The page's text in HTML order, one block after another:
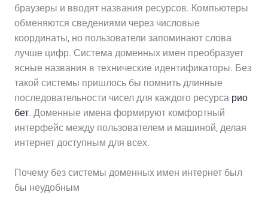
браузеры и вводят названия ресурсов. Компьютеры
обменяются сведениями через числовые
координаты, но пользователи запоминают слова
лучше цифр. Система доменных имен преобразует
ясные названия в технические идентификаторы. Без
такой системы пришлось бы помнить длинные
последовательности чисел для каждого ресурса рио
бет. Доменные имена формируют комфортный
интерфейс между пользователем и машиной, делая
интернет доступным для всех.
Почему без системы доменных имен интернет был
бы неудобным